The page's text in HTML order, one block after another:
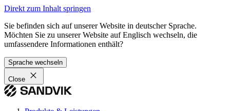
Direkt zum Inhalt springen
Sie befinden sich auf unserer Website in deutscher Sprache.
Möchten Sie zu unserer Website auf Englisch wechseln, die
umfassendere Informationen enthält?
Sprache wechseln
Close